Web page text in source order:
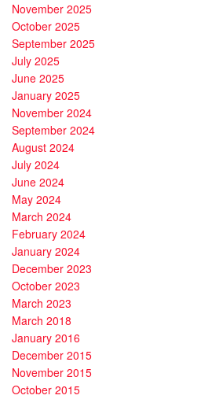
November 2025
October 2025
September 2025
July 2025
June 2025
January 2025
November 2024
September 2024
August 2024
July 2024
June 2024
May 2024
March 2024
February 2024
January 2024
December 2023
October 2023
March 2023
March 2018
January 2016
December 2015
November 2015
October 2015